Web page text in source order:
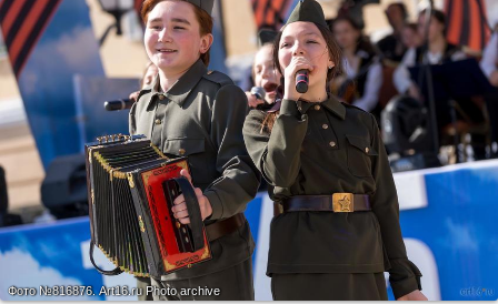
Фото №816876. Art16.ru Photo archive